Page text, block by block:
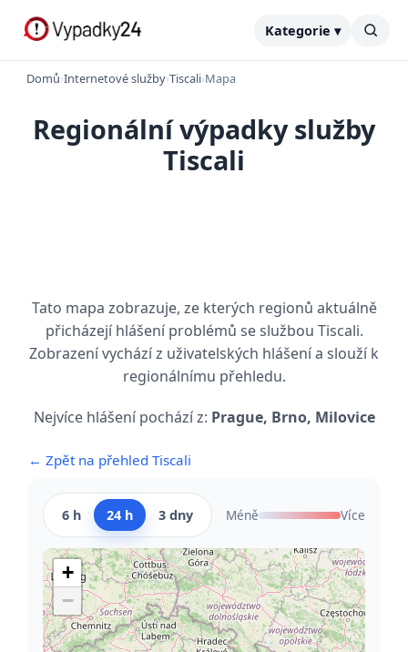
Kategorie ▾
Domů›Internetové služby›Tiscali›Mapa
Regionální výpadky služby
Tiscali
Tato mapa zobrazuje, ze kterých regionů aktuálně
přicházejí hlášení problémů se službou Tiscali.
Zobrazení vychází z uživatelských hlášení a slouží k
regionálnímu přehledu.
Nejvíce hlášení pochází z: Prague, Brno, Milovice
← Zpět na přehled Tiscali
6 h 24 h 3 dny Méně Více
+
−